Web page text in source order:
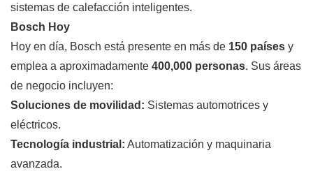
sistemas de calefacción inteligentes.
Bosch Hoy
Hoy en día, Bosch está presente en más de 150 países y
emplea a aproximadamente 400,000 personas. Sus áreas
de negocio incluyen:
Soluciones de movilidad: Sistemas automotrices y
eléctricos.
Tecnología industrial: Automatización y maquinaria
avanzada.